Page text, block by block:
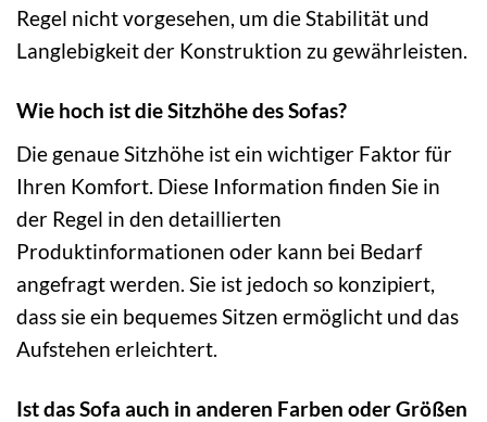
Regel nicht vorgesehen, um die Stabilität und
Langlebigkeit der Konstruktion zu gewährleisten.
Wie hoch ist die Sitzhöhe des Sofas?
Die genaue Sitzhöhe ist ein wichtiger Faktor für
Ihren Komfort. Diese Information finden Sie in
der Regel in den detaillierten
Produktinformationen oder kann bei Bedarf
angefragt werden. Sie ist jedoch so konzipiert,
dass sie ein bequemes Sitzen ermöglicht und das
Aufstehen erleichtert.
Ist das Sofa auch in anderen Farben oder Größen